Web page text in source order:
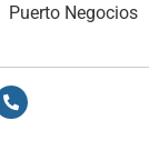
Puerto Negocios